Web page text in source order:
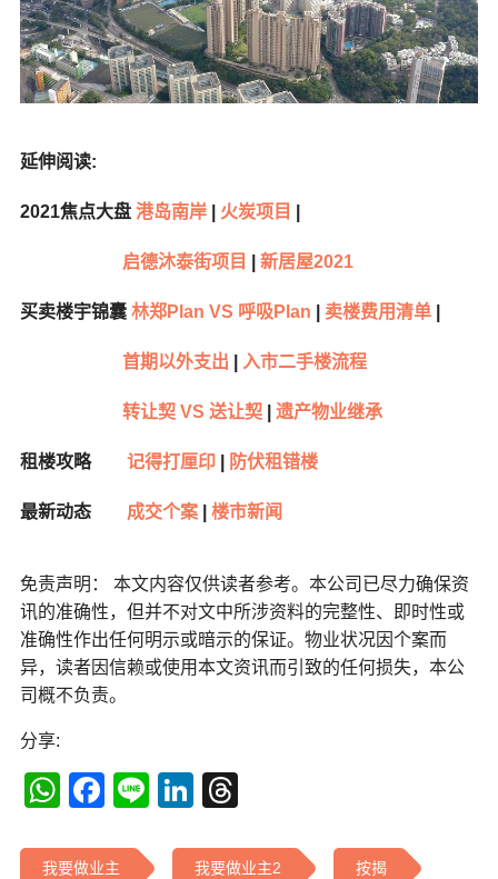
延伸阅读:
2021焦点大盘 港岛南岸| 火炭项目
启德沐泰街项目 新居屋2021
买卖楼宇锦囊 林郑Plan VS 呼吸Plan 卖楼费用清单|
首期以外支出 入市二手楼流程
转让契 VS 送让契 遗产物业继承
租楼攻略 记得打厘印 防伏租错楼
最新动态 成交个案 楼市新闻
免责声明： 本文内容仅供读者参考。本公司已尽力确保资
讯的准确性，但并不对文中所涉资料的完整性、即时性或
准确性作出任何明示或暗示的保证。物业状况因个案而
异，读者因信赖或使用本文资讯而引致的任何损失，本公
司概不负责。
分享:
WhatsApp
Facebook
LineLinkedIn
我要做业主 我要做业主2 按揭